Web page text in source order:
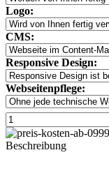
Logo:
CMS:
Responsive Design:
Webseitenpflege:
Beschreibung